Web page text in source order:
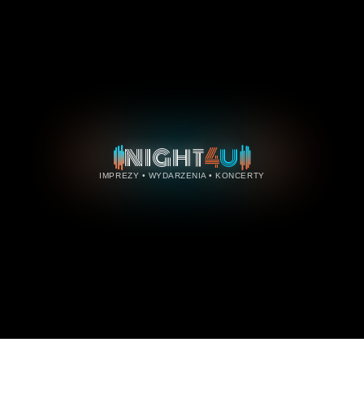
NIGHT4U
IMPREZY • WYDARZENIA • KONCERTY